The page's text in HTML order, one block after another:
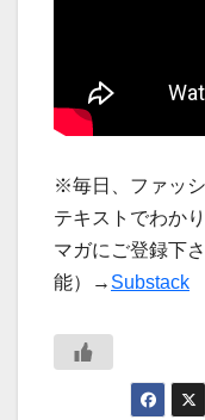
※毎日、ファッ
テキストでわか
マガにご登録下
能）→ Substack